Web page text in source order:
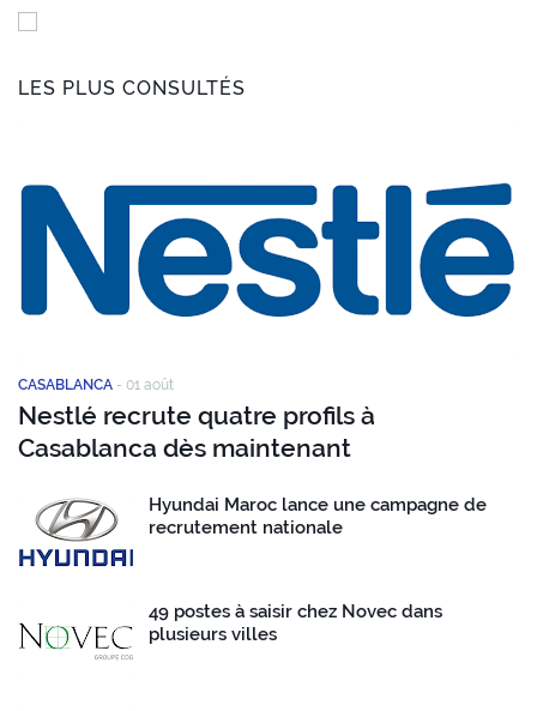
LES PLUS CONSULTÉS
CASABLANCA - 01 août
Nestlé recrute quatre profils à
Casablanca dès maintenant
Hyundai Maroc lance une campagne de
recrutement nationale
49 postes à saisir chez Novec dans
plusieurs villes